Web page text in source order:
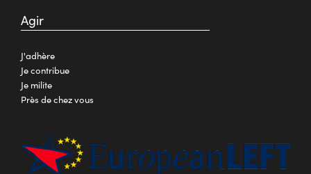
Agir
J'adhère
Je contribue
Je milite
Près de chez vous